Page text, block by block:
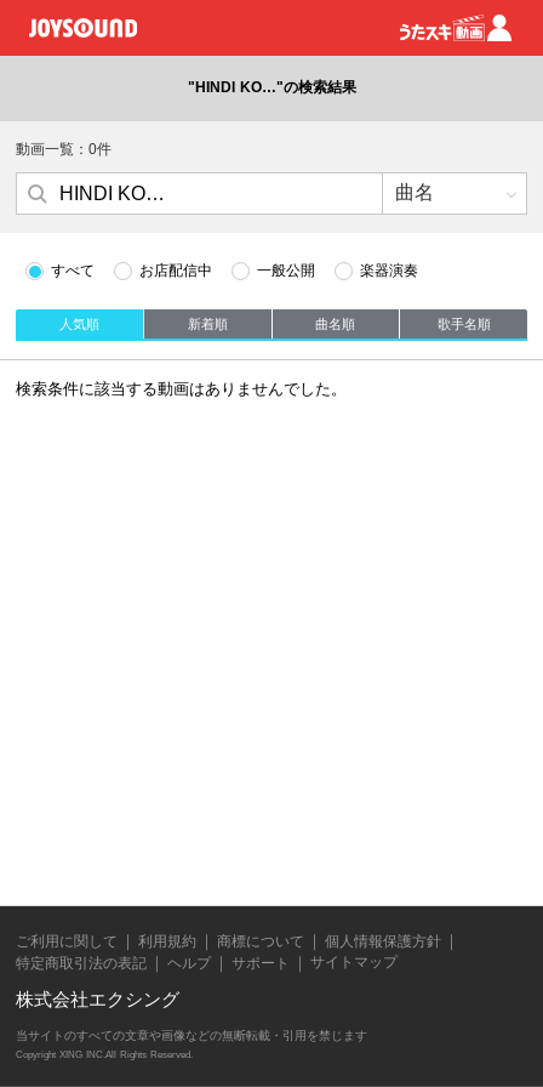
"HINDI KO…"の検索結果
動画一覧：0件
すべて お店配信中 一般公開 楽器演奏
人気順 新着順 曲名順 歌手名順
検索条件に該当する動画はありませんでした。
ご利用に関して 利用規約 商標について
個人情報保護方針
特定商取引法の表記
ヘルプ サポート サイトマップ
株式会社エクシング
当サイトのすべての文章や画像などの無断転載・引用を禁じます
Copyright XING INC.All Rights Reserved.